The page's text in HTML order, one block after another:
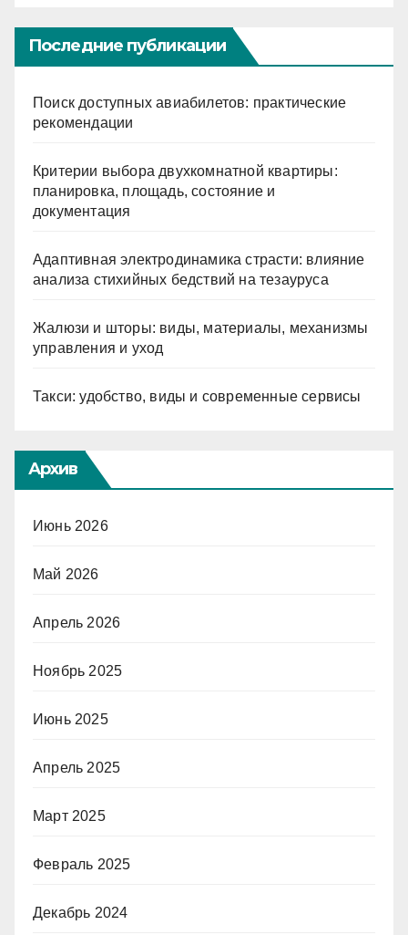
Последние публикации
Поиск доступных авиабилетов: практические
рекомендации
Критерии выбора двухкомнатной квартиры:
планировка, площадь, состояние и
документация
Адаптивная электродинамика страсти: влияние
анализа стихийных бедствий на тезауруса
Жалюзи и шторы: виды, материалы, механизмы
управления и уход
Такси: удобство, виды и современные сервисы
Архив
Июнь 2026
Май 2026
Апрель 2026
Ноябрь 2025
Июнь 2025
Апрель 2025
Март 2025
Февраль 2025
Декабрь 2024